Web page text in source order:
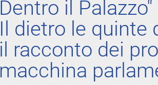
Dentro il Palazzo"
Il dietro le quinte
il racconto dei
macchina